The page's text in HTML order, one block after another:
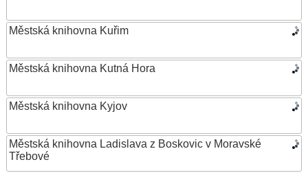
Městská knihovna Kuřim
Městská knihovna Kutná Hora
Městská knihovna Kyjov
Městská knihovna Ladislava z Boskovic v Moravské
Třebové